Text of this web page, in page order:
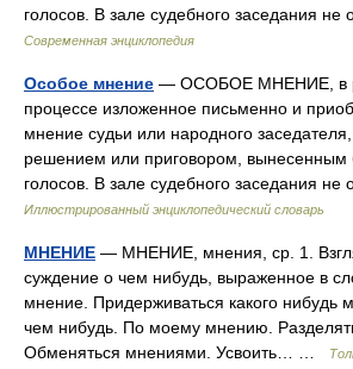
голосов. В зале судебного заседания
Современная энциклопедия
Особое мнение — ОСОБОЕ МНЕНИЕ, в
процессе изложенное письменно и
мнение судьи или народного
решением или приговором, вынесенным
голосов. В зале судебного заседания
Иллюстрированный энциклопедический словарь
МНЕНИЕ — МНЕНИЕ, мнения, ср. 1.
суждение о чем нибудь, выраженное в
мнение. Придерживаться какого нибудь
чем нибудь. По моему мнению.
Обменяться мнениями. Усвоить… …